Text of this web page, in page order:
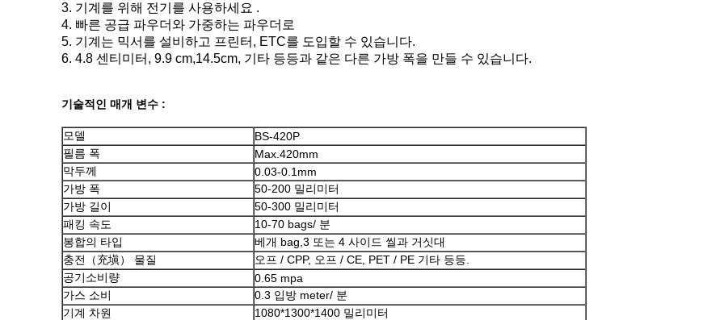
3. 기계를 위해 전기를 사용하세요 .
4. 빠른 공급 파우더와 가중하는 파우더로
5. 기계는 믹서를 설비하고 프린터, ETC를 도입할 수 있습니다.
6. 4.8 센티미터, 9.9 cm,14.5cm, 기타 등등과 같은 다른 가방 폭을 만들 수 있습니다.
기술적인 매개 변수 :
모델
BS-420P
필름 폭
Max.420mm
막두께
0.03-0.1mm
가방 폭
50-200 밀리미터
가방 길이
50-300 밀리미터
패킹 속도
10-70 bags/ 분
봉합의 타입
베개 bag,3 또는 4 사이드 씰과 거싯대
충전（充塡） 물질
오프 / CPP, 오프 / CE, PET / PE 기타 등등.
공기소비량
0.65 mpa
가스 소비
0.3 입방 meter/ 분
기계 차원
1080*1300*1400 밀리미터